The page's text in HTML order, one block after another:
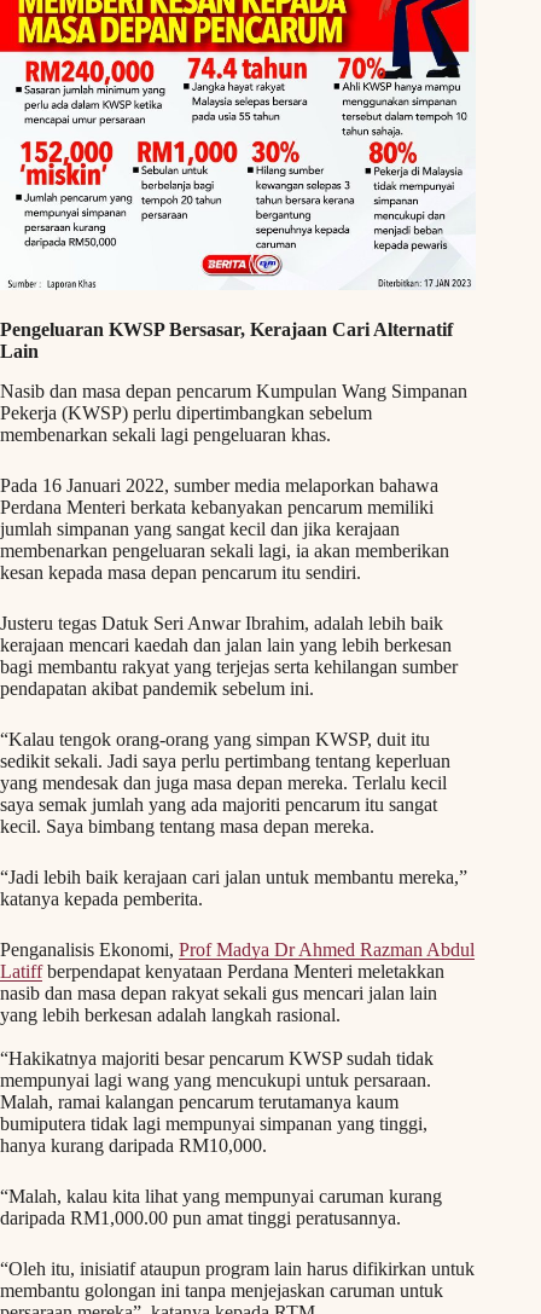
Pengeluaran KWSP Bersasar, Kerajaan Cari Alternatif
Lain
Nasib dan masa depan pencarum Kumpulan Wang Simpanan
Pekerja (KWSP) perlu dipertimbangkan sebelum
membenarkan sekali lagi pengeluaran khas.
Pada 16 Januari 2022, sumber media melaporkan bahawa
Perdana Menteri berkata kebanyakan pencarum memiliki
jumlah simpanan yang sangat kecil dan jika kerajaan
membenarkan pengeluaran sekali lagi, ia akan memberikan
kesan kepada masa depan pencarum itu sendiri.
Justeru tegas Datuk Seri Anwar Ibrahim, adalah lebih baik
kerajaan mencari kaedah dan jalan lain yang lebih berkesan
bagi membantu rakyat yang terjejas serta kehilangan sumber
pendapatan akibat pandemik sebelum ini.
“Kalau tengok orang-orang yang simpan KWSP, duit itu
sedikit sekali. Jadi saya perlu pertimbang tentang keperluan
yang mendesak dan juga masa depan mereka. Terlalu kecil
saya semak jumlah yang ada majoriti pencarum itu sangat
kecil. Saya bimbang tentang masa depan mereka.
“Jadi lebih baik kerajaan cari jalan untuk membantu mereka,”
katanya kepada pemberita.
Penganalisis Ekonomi, Prof Madya Dr Ahmed Razman Abdul
Latiffberpendapat kenyataan Perdana Menteri meletakkan
nasib dan masa depan rakyat sekali gus mencari jalan lain
yang lebih berkesan adalah langkah rasional.
“Hakikatnya majoriti besar pencarum KWSP sudah tidak
mempunyai lagi wang yang mencukupi untuk persaraan.
Malah, ramai kalangan pencarum terutamanya kaum
bumiputera tidak lagi mempunyai simpanan yang tinggi,
hanya kurang daripada RM10,000.
“Malah, kalau kita lihat yang mempunyai caruman kurang
daripada RM1,000.00 pun amat tinggi peratusannya.
“Oleh itu, inisiatif ataupun program lain harus difikirkan untuk
membantu golongan ini tanpa menjejaskan caruman untuk